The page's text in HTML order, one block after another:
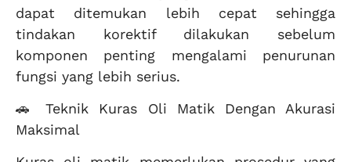
dapat ditemukan lebih cepat sehingga
tindakan korektif dilakukan sebelum
komponen penting mengalami penurunan
fungsi yang lebih serius.
🚗 Teknik Kuras Oli Matik Dengan Akurasi
Maksimal